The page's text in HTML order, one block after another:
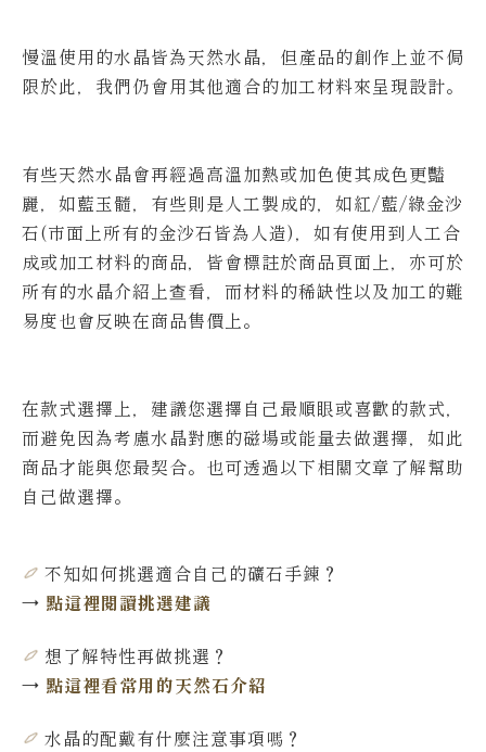
慢溫使用的水晶皆為天然水晶，但產品的創作上並不侷
限於此，我們仍會用其他適合的加工材料來呈現設計。
有些天然水晶會再經過高溫加熱或加色使其成色更豔
麗，如藍玉髓，有些則是人工製成的，如紅/藍/綠金沙
石(市面上所有的金沙石皆為人造)，如有使用到人工合
成或加工材料的商品，皆會標註於商品頁面上，亦可於
所有的水晶介紹上查看，而材料的稀缺性以及加工的難
易度也會反映在商品售價上。
在款式選擇上，建議您選擇自己最順眼或喜歡的款式，
而避免因為考慮水晶對應的磁場或能量去做選擇，如此
商品才能與您最契合。也可透過以下相關文章了解幫助
自己做選擇。
不知如何挑選適合自己的礦石手鍊 ？
→ 點這裡閱讀挑選建議
想了解特性再做挑選 ？
→ 點這裡看常用的天然石介紹
水晶的配戴有什麼注意事項嗎？